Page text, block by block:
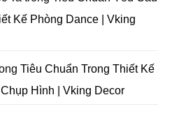
Decor
Khi
Kế
Tại
Đà
Nẵng
|
Kế Phòng Dance | Vking
Tiêu Chuẩn Trong Thiết Kế
Hình | Vking Decor